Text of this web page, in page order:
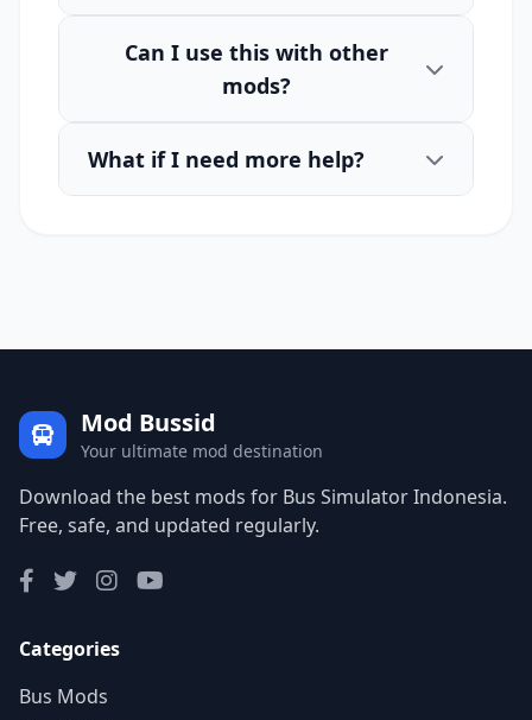
Can I use this with other
mods?
What if I need more help?
Mod Bussid
Your ultimate mod destination
Download the best mods for Bus Simulator Indonesia.
Free, safe, and updated regularly.
Categories
Bus Mods